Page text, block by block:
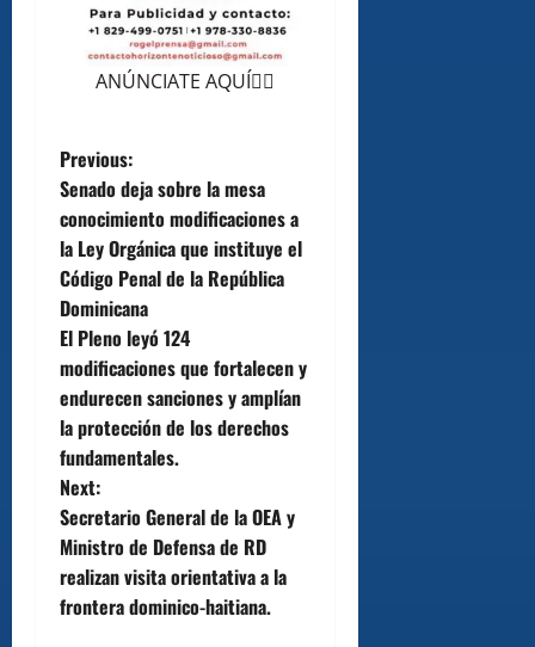
ANÚNCIATE AQUÍ👆🏻
P
o
s
t
n
a
v
i
g
a
Previous:
Senado deja sobre la mesa
conocimiento modificaciones a
la Ley Orgánica que instituye el
Código Penal de la República
Dominicana
El Pleno leyó 124
modificaciones que fortalecen y
endurecen sanciones y amplían
la protección de los derechos
fundamentales.
Next:
Secretario General de la OEA y
Ministro de Defensa de RD
realizan visita orientativa a la
frontera dominico-haitiana.